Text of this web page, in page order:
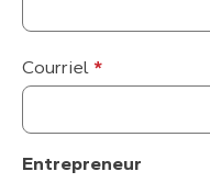
Courriel *
Entrepreneur